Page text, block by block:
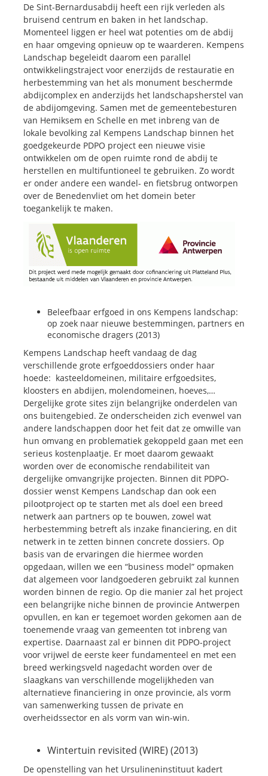
De Sint-Bernardusabdij heeft een rijk verleden als
bruisend centrum en baken in het landschap.
Momenteel liggen er heel wat potenties om de abdij
en haar omgeving opnieuw op te waarderen. Kempens
Landschap begeleidt daarom een parallel
ontwikkelingstraject voor enerzijds de restauratie en
herbestemming van het als monument beschermde
abdijcomplex en anderzijds het landschapsherstel van
de abdijomgeving. Samen met de gemeentebesturen
van Hemiksem en Schelle en met inbreng van de
lokale bevolking zal Kempens Landschap binnen het
goedgekeurde PDPO project een nieuwe visie
ontwikkelen om de open ruimte rond de abdij te
herstellen en multifuntioneel te gebruiken. Zo wordt
er onder andere een wandel- en fietsbrug ontworpen
over de Benedenvliet om het domein beter
toegankelijk te maken.
Beleefbaar erfgoed in ons Kempens landschap:
op zoek naar nieuwe bestemmingen, partners en
economische dragers (2013)
Kempens Landschap heeft vandaag de dag
verschillende grote erfgoeddossiers onder haar
hoede: kasteeldomeinen, militaire erfgoedsites,
kloosters en abdijen, molendomeinen, hoeves,…
Dergelijke grote sites zijn belangrijke onderdelen van
ons buitengebied. Ze onderscheiden zich evenwel van
andere landschappen door het feit dat ze omwille van
hun omvang en problematiek gekoppeld gaan met een
serieus kostenplaatje. Er moet daarom gewaakt
worden over de economische rendabiliteit van
dergelijke omvangrijke projecten. Binnen dit PDPO-
dossier wenst Kempens Landschap dan ook een
pilootproject op te starten met als doel een breed
netwerk aan partners op te bouwen, zowel wat
herbestemming betreft als inzake financiering, en dit
netwerk in te zetten binnen concrete dossiers. Op
basis van de ervaringen die hiermee worden
opgedaan, willen we een “business model” opmaken
dat algemeen voor landgoederen gebruikt zal kunnen
worden binnen de regio. Op die manier zal het project
een belangrijke niche binnen de provincie Antwerpen
opvullen, en kan er tegemoet worden gekomen aan de
toenemende vraag van gemeenten tot inbreng van
expertise. Daarnaast zal er binnen dit PDPO-project
voor vrijwel de eerste keer fundamenteel en met een
breed werkingsveld nagedacht worden over de
slaagkans van verschillende mogelijkheden van
alternatieve financiering in onze provincie, als vorm
van samenwerking tussen de private en
overheidssector en als vorm van win-win.
Wintertuin revisited (WIRE) (2013)
De openstelling van het Ursulineninstituut kadert